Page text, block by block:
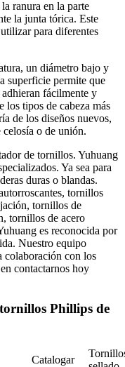
ranura en la parte
la junta tórica. Este
para diferentes
un diámetro bajo y
superficie permite que
fácilmente y
los tipos de cabeza más
de los diseños nuevos,
celosía o de unión.
de tornillos. Yuhuang
Ya sea para
duras o blandas.
tornillos
tornillos de
tornillos de acero
es reconocida por
Nuestro equipo
colaboración con los
contactarnos hoy
Phillips de
Catalogar